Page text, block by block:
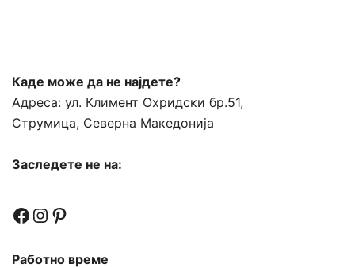
Каде може да не најдете?
Адреса: ул. Климент Охридски бр.51,
Струмица, Северна Македонија
Заследете не на:
Facebook
Instagram
Pinterest
Работно време